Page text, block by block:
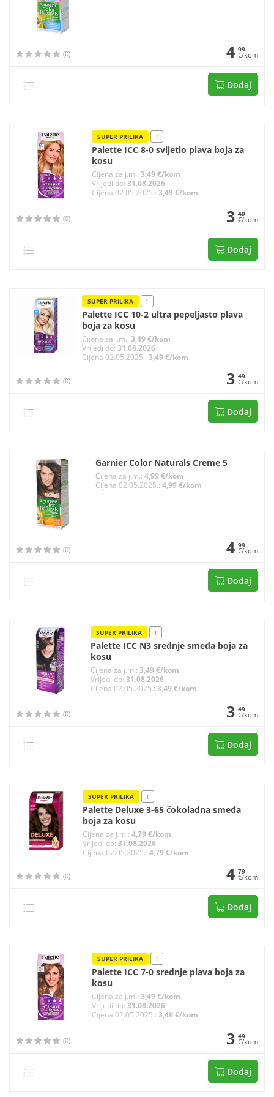
(0) 4 99
€/kom
Dodaj
SUPER PRILIKA !
Palette ICC 8-0 svijetlo plava boja za
kosu
Cijena za j.m.: 3,49 €/kom
Vrijedi do: 31.08.2026
Cijena 02.05.2025.: 3,49 €/kom
(0) 3 49
€/kom
Dodaj
SUPER PRILIKA !
Palette ICC 10-2 ultra pepeljasto plava
boja za kosu
Cijena za j.m.: 3,49 €/kom
Vrijedi do: 31.08.2026
Cijena 02.05.2025.: 3,49 €/kom
(0) 3 49
€/kom
Dodaj
Garnier Color Naturals Creme 5
Cijena za j.m.: 4,99 €/kom
Cijena 02.05.2025.: 4,99 €/kom
(0) 4 99
€/kom
Dodaj
SUPER PRILIKA !
Palette ICC N3 srednje smeđa boja za
kosu
Cijena za j.m.: 3,49 €/kom
Vrijedi do: 31.08.2026
Cijena 02.05.2025.: 3,49 €/kom
(0) 3 49
€/kom
Dodaj
SUPER PRILIKA !
Palette Deluxe 3-65 čokoladna smeđa
boja za kosu
Cijena za j.m.: 4,79 €/kom
Vrijedi do: 31.08.2026
Cijena 02.05.2025.: 4,79 €/kom
(0) 4 79
€/kom
Dodaj
SUPER PRILIKA !
Palette ICC 7-0 srednje plava boja za
kosu
Cijena za j.m.: 3,49 €/kom
Vrijedi do: 31.08.2026
Cijena 02.05.2025.: 3,49 €/kom
(0) 3 49
€/kom
Dodaj